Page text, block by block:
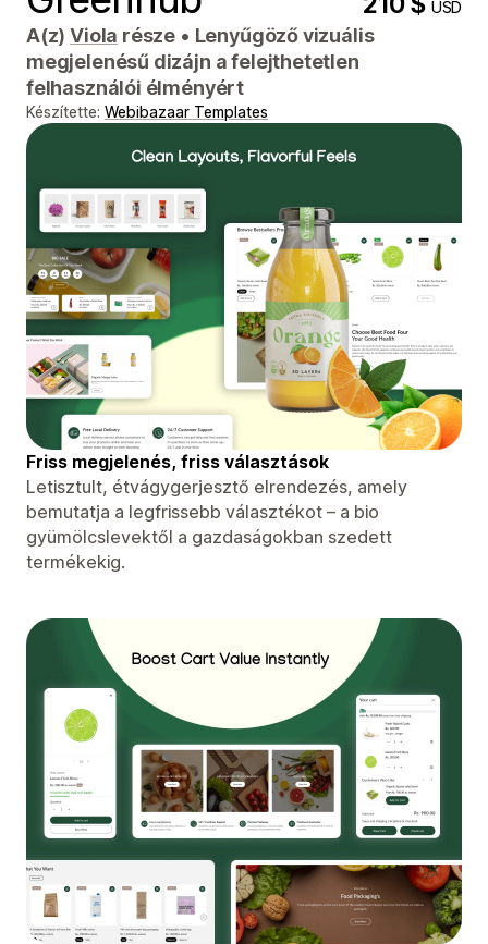
USD
A(z)Viola része • Lenyűgöző vizuális
megjelenésű dizájn a felejthetetlen
felhasználói élményért
Készítette: Webibazaar Templates
Friss megjelenés, friss választások
Letisztult, étvágygerjesztő elrendezés, amely
bemutatja a legfrissebb választékot – a bio
gyümölcslevektől a gazdaságokban szedett
termékekig.